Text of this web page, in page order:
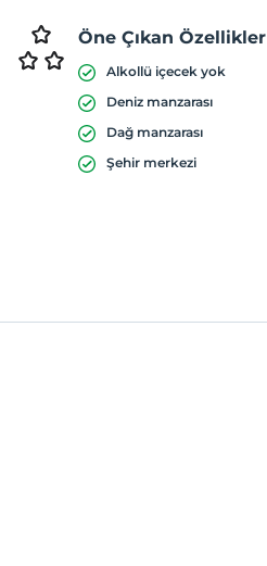
Öne Çıkan Özellikler
Alkollü içecek yok
Deniz manzarası
Dağ manzarası
Şehir merkezi